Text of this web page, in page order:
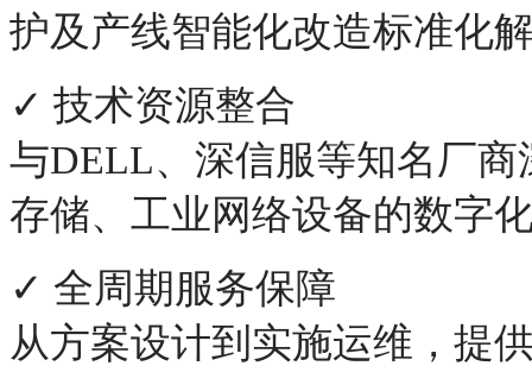
护及产线智能化改造标准化
✓ 技术资源整合
与DELL、深信服等知名厂
存储、工业网络设备的数字
✓ 全周期服务保障
从方案设计到实施运维，提